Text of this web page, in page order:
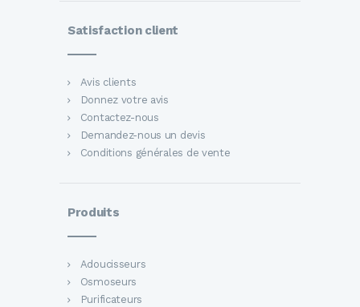
Satisfaction client
Avis clients
Donnez votre avis
Contactez-nous
Demandez-nous un devis
Conditions générales de vente
Produits
Adoucisseurs
Osmoseurs
Purificateurs